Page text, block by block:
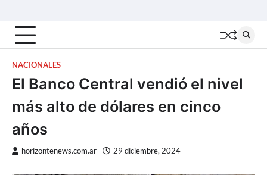
content
NACIONALES
El Banco Central vendió el nivel
más alto de dólares en cinco
años
horizontenews.com.ar 29 diciembre, 2024